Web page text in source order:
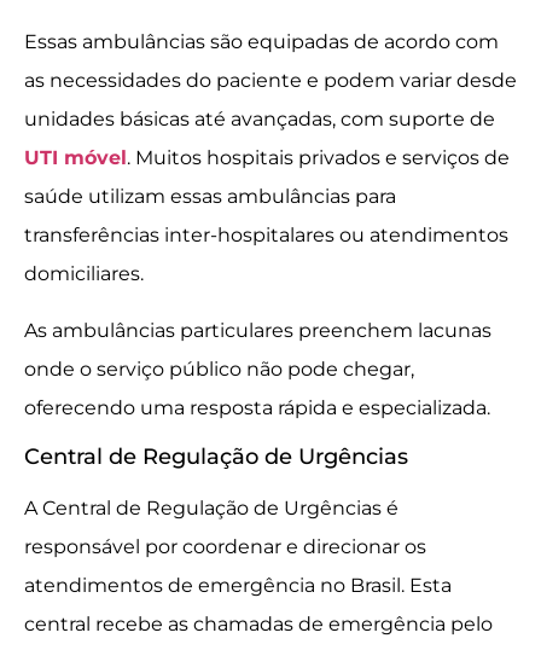
Essas ambulâncias são equipadas de acordo com
as necessidades do paciente e podem variar desde
unidades básicas até avançadas, com suporte de
UTI móvel. Muitos hospitais privados e serviços de
saúde utilizam essas ambulâncias para
transferências inter-hospitalares ou atendimentos
domiciliares.
As ambulâncias particulares preenchem lacunas
onde o serviço público não pode chegar,
oferecendo uma resposta rápida e especializada.
Central de Regulação de Urgências
A Central de Regulação de Urgências é
responsável por coordenar e direcionar os
atendimentos de emergência no Brasil. Esta
central recebe as chamadas de emergência pelo